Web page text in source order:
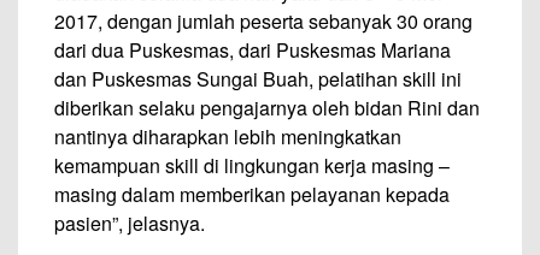
2017, dengan jumlah peserta sebanyak 30 orang
dari dua Puskesmas, dari Puskesmas Mariana
dan Puskesmas Sungai Buah, pelatihan skill ini
diberikan selaku pengajarnya oleh bidan Rini dan
nantinya diharapkan lebih meningkatkan
kemampuan skill di lingkungan kerja masing –
masing dalam memberikan pelayanan kepada
pasien”, jelasnya.